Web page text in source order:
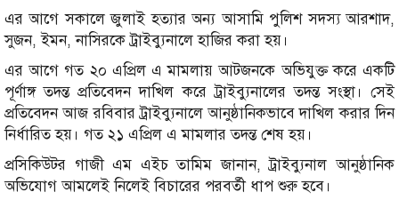
এর আগে সকালে জুলাই হত্যার অন্য আসামি পুলিশ সদস্য আরশাদ,
সুজন, ইমন, নাসিরকে ট্রাইব্যুনালে হাজির করা হয়।
এর আগে গত ২০ এপ্রিল এ মামলায় আটজনকে অভিযুক্ত করে একটি
পূর্ণাঙ্গ তদন্ত প্রতিবেদন দাখিল করে ট্রাইব্যুনালের তদন্ত সংস্থা। সেই
প্রতিবেদন আজ রবিবার ট্রাইব্যুনালে আনুষ্ঠানিকভাবে দাখিল করার দিন
নির্ধারিত হয়। গত ২১ এপ্রিল এ মামলার তদন্ত শেষ হয়।
প্রসিকিউটর গাজী এম এইচ তামিম জানান, ট্রাইব্যুনাল আনুষ্ঠানিক
অভিযোগ আমলেই নিলেই বিচারের পরবর্তী ধাপ শুরু হবে।